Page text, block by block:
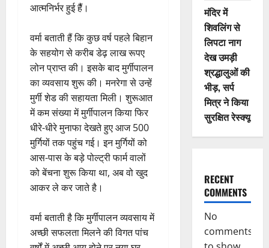
आत्मनिर्भर हुई हैैं।
वर्मा बताती हैं कि कुछ वर्ष पहले बिहान
के सहयोग से करीब डेढ़ लाख रूपए
लोन प्राप्त की। इसके बाद मुर्गीपालन
का व्यवसाय शुरू की। मनरेगा से उन्हें
मुर्गी शेड की सहायता मिली। शुरूआत
में कम संख्या में मुर्गीपालन किया फिर
धीरे-धीरे मुनाफा देखते हुए आज 500
मुर्गियों तक पहुंच गई। इन मुर्गियों को
आस-पास के बड़े पोल्ट्री फार्म वालों
को बेंचना शुरू किया था, अब वो खुद
आकर ले कर जाते है।
वर्मा बताती है कि मुर्गीपालन व्यवसाय में
अच्छी सफलता मिलने की विगत पांच
मंदिर में
शिवलिंग से
लिपटा नाग
देख उमड़ी
श्रद्धालुओं की
भीड़, सर्प
मित्र ने किया
सुरक्षित रेस्क्यू
RECENT
COMMENTS
No
comments